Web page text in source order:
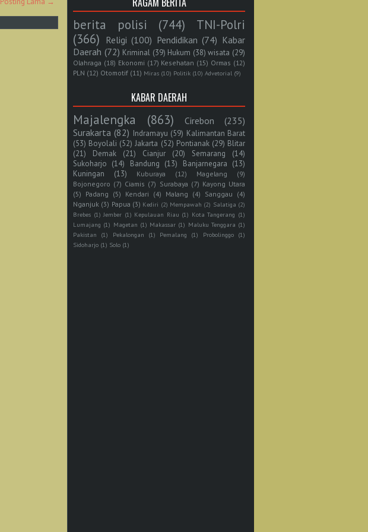
berita polisi (744)
TNI-Polri
(366) Religi (100) Pendidikan (74) Kabar
Daerah (72) Kriminal (39) Hukum (38) wisata (29)
Olahraga (18) Ekonomi (17) Kesehatan (15) Ormas (12)
PLN (12) Otomotif (11) Miras (10) Politik (10) Advetorial (9)
KABAR DAERAH
Majalengka (863) Cirebon
(235)
Surakarta (82) Indramayu (59) Kalimantan Barat
(53) Boyolali (52) Jakarta (52) Pontianak (29) Blitar
(21)
Demak (21) Cianjur (20) Semarang
(14)
Sukoharjo (14) Bandung (13) Banjarnegara (13)
Kuningan
(13) Kuburaya (12) Magelang
(9)
Bojonegoro (7) Ciamis (7) Surabaya (7) Kayong Utara
(5) Padang (5) Kendari (4) Malang (4) Sanggau (4)
Nganjuk (3) Papua (3) Kediri (2) Mempawah (2) Salatiga (2)
Brebes (1) Jember (1) Kepulauan Riau (1) Kota Tangerang (1)
Lumajang (1) Magetan (1) Makassar (1) Maluku Tenggara (1)
Pakistan
(1) Pekalongan (1) Pemalang (1) Probolinggo (1)
Sidoharjo (1) Solo (1)